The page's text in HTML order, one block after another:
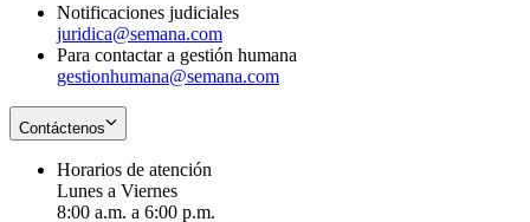
Notificaciones judiciales
juridica@semana.com
Para contactar a gestión humana
gestionhumana@semana.com
Contáctenos
Horarios de atención
Lunes a Viernes
8:00 a.m. a 6:00 p.m.